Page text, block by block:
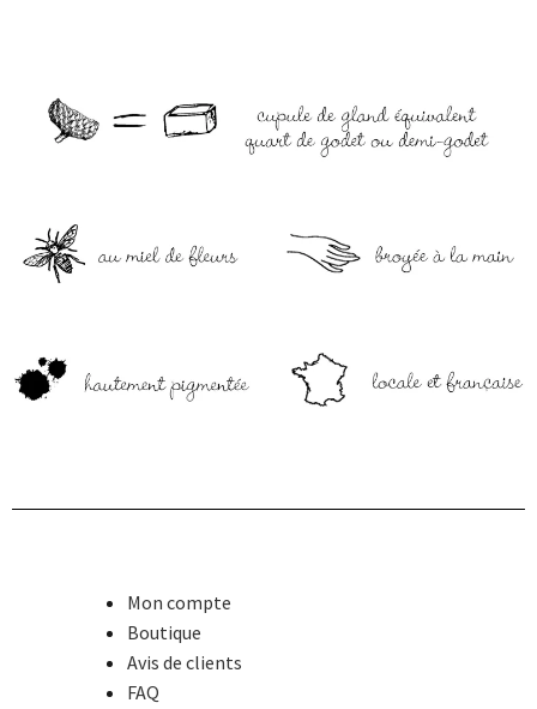
Mon compte
Boutique
Avis de clients
FAQ